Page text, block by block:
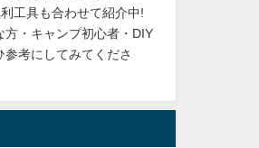
工具も合わせて紹介中!
方・キャンプ初心者・DIY
参考にしてみてくださ